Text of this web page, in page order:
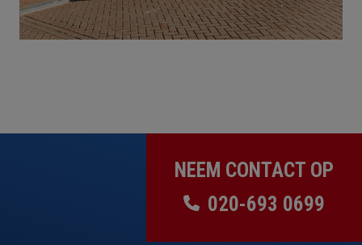
NEEM CONTACT OP
020-693 0699